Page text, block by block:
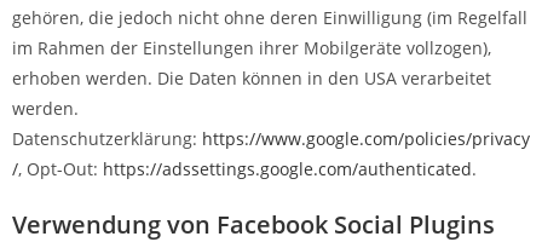
gehören, die jedoch nicht ohne deren Einwilligung (im Regelfall
im Rahmen der Einstellungen ihrer Mobilgeräte vollzogen),
erhoben werden. Die Daten können in den USA verarbeitet
werden.
Datenschutzerklärung: https://www.google.com/policies/privacy
/, Opt-Out: https://adssettings.google.com/authenticated.
Verwendung von Facebook Social Plugins